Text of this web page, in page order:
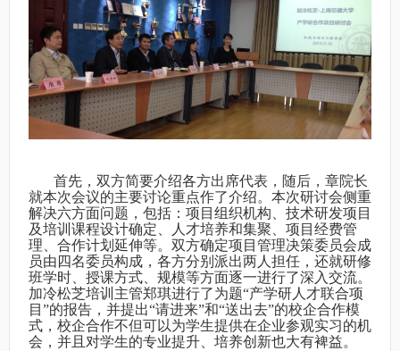
首先，双方简要介绍各方出席代表，随后，章院长
就本次会议的主要讨论重点作了介绍。本次研讨会侧重
解决六方面问题，包括：项目组织机构、技术研发项目
及培训课程设计确定、人才培养和集聚、项目经费管
理、合作计划延伸等。双方确定项目管理决策委员会成
员由四名委员构成，各方分别派出两人担任，还就研修
班学时、授课方式、规模等方面逐一进行了深入交流。
加冷松芝培训主管郑琪进行了为题“产学研人才联合项
目”的报告，并提出“请进来”和“送出去”的校企合作模
式，校企合作不但可以为学生提供在企业参观实习的机
会，并且对学生的专业提升、培养创新也大有裨益。